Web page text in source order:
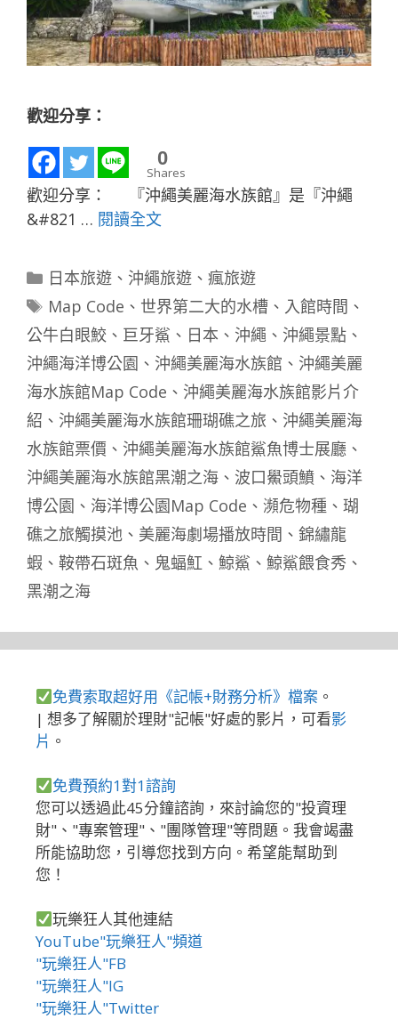
歡迎分享：
0
Shares
歡迎分享： 『沖繩美麗海水族館』是『沖繩
&#821 … 閱讀全文
分
類
日本旅遊、 沖繩旅遊、 瘋旅遊
標
籤
Map Code 、 世界第二大的水槽、 入館時間 、
公牛白眼鮫 、 巨牙鯊 、 日本 、 沖繩 、 沖繩景點 、
沖繩海洋博公園 、 沖繩美麗海水族館 、 沖繩美麗
海水族館Map Code 、 沖繩美麗海水族館影片介
紹 、 沖繩美麗海水族館珊瑚礁之旅 、 沖繩美麗海
水族館票價 、 沖繩美麗海水族館鯊魚博士展廳 、
沖繩美麗海水族館黑潮之海 、 波口鱟頭鱝 、 海洋
博公園 、 海洋博公園Map Code 、 瀕危物種 、 瑚
礁之旅觸摸池 、 美麗海劇場播放時間 、 錦繡龍
蝦 、 鞍帶石斑魚 、 鬼蝠魟 、 鯨鯊 、 鯨鯊餵食秀 、
黑潮之海
免費索取超好用《記帳+財務分析》檔案 。
| 想多了解關於理財"記帳"好處的影片，可看影
片 。
免費預約1對1諮詢
您可以透過此45分鐘諮詢，來討論您的"投資理
財"、"專案管理"、"團隊管理"等問題。我會竭盡
所能協助您，引導您找到方向。希望能幫助到
您！
玩樂狂人其他連結
YouTube"玩樂狂人"頻道
"玩樂狂人"FB
"玩樂狂人"IG
"玩樂狂人"Twitter